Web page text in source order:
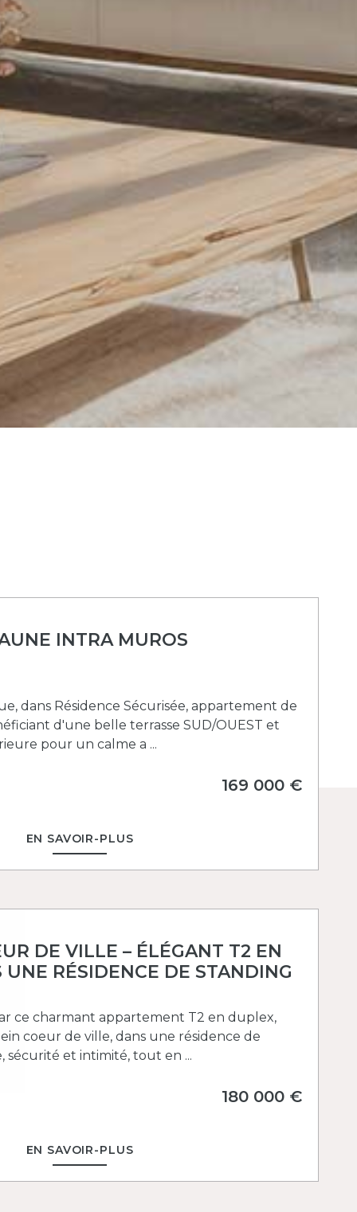
INTRA MUROS
dans Résidence Sécurisée, appartement de
d'une belle terrasse SUD/OUEST et
pour un calme a ...
169 000 €
EN SAVOIR-PLUS
DE VILLE – ÉLÉGANT T2 EN
RÉSIDENCE DE STANDING
ce charmant appartement T2 en duplex,
coeur de ville, dans une résidence de
sécurité et intimité, tout en ...
180 000 €
EN SAVOIR-PLUS